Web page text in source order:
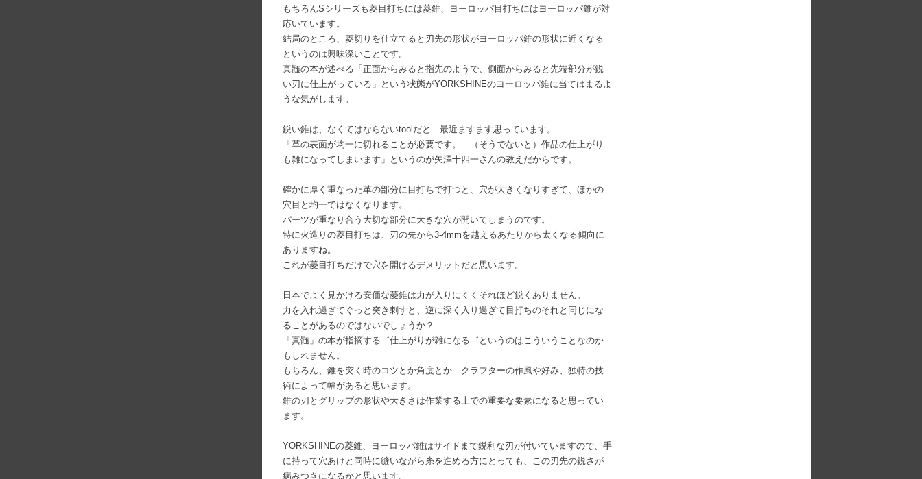
もちろんSシリーズも菱目打ちには菱錐、ヨーロッパ目打ちにはヨーロッパ錐が対
応いています。
結局のところ、菱切りを仕立てると刃先の形状がヨーロッパ錐の形状に近くなる
というのは興味深いことです。
真髄の本が述べる「正面からみると指先のようで、側面からみると先端部分が鋭
い刃に仕上がっている」という状態がYORKSHINEのヨーロッパ錐に当てはまるよ
うな気がします。
鋭い錐は、なくてはならないtoolだと…最近ますます思っています。
「革の表面が均一に切れることが必要です。…（そうでないと）作品の仕上がり
も雑になってしまいます」というのが矢澤十四一さんの教えだからです。
確かに厚く重なった革の部分に目打ちで打つと、穴が大きくなりすぎて、ほかの
穴目と均一ではなくなります。
パーツが重なり合う大切な部分に大きな穴が開いてしまうのです。
特に火造りの菱目打ちは、刃の先から3-4mmを越えるあたりから太くなる傾向に
ありますね。
これが菱目打ちだけで穴を開けるデメリットだと思います。
日本でよく見かける安価な菱錐は力が入りにくくそれほど鋭くありません。
力を入れ過ぎてぐっと突き刺すと、逆に深く入り過ぎて目打ちのそれと同じにな
ることがあるのではないでしょうか？
「真髄」の本が指摘する゛仕上がりが雑になる゛というのはこういうことなのか
もしれません。
もちろん、錐を突く時のコツとか角度とか…クラフターの作風や好み、独特の技
術によって幅があると思います。
錐の刃とグリップの形状や大きさは作業する上での重要な要素になると思ってい
ます。
YORKSHINEの菱錐、ヨーロッパ錐はサイドまで鋭利な刃が付いていますので、手
に持って穴あけと同時に縫いながら糸を進める方にとっても、この刃先の鋭さが
病みつきになるかと思います。